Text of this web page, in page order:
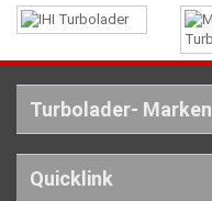
Turbolader- Marken
Quicklink